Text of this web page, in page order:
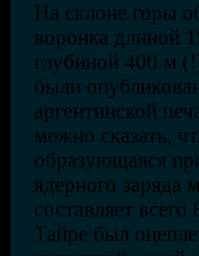
На склоне горы
воронка длиной
глубиной 400 м
были
аргентинской
можно сказать,
образующаяся
ядерного
составляет
Тайре был